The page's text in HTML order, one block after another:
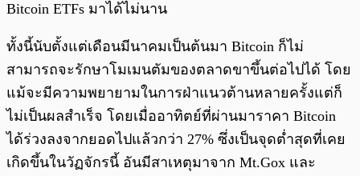
Bitcoin ETFs มาได้ไม่นาน
ทั้งนี้นับตั้งแต่เดือนมีนาคมเป็นต้นมา Bitcoin ก็ไม่
สามารถจะรักษาโมเมนตัมของตลาดขาขึ้นต่อไปได้ โดย
แม้จะมีความพยายามในการฝ่าแนวต้านหลายครั้งแต่ก็
ไม่เป็นผลสำเร็จ โดยเมื่ออาทิตย์ที่ผ่านมาราคา Bitcoin
ได้ร่วงลงจากยอดไปแล้วกว่า 27% ซึ่งเป็นจุดต่ำสุดที่เคย
เกิดขึ้นในวัฏจักรนี้ อันมีสาเหตุมาจาก Mt.Gox และ